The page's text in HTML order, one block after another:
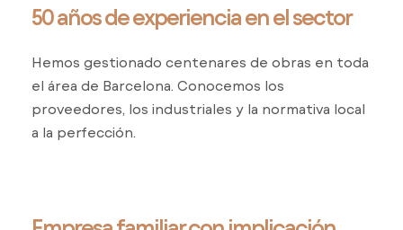
50 años de experiencia en el sector
Hemos gestionado centenares de obras en toda
el área de Barcelona. Conocemos los
proveedores, los industriales y la normativa local
a la perfección.